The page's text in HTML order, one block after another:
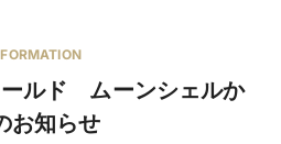
ルド ムーンシェルか
お知らせ